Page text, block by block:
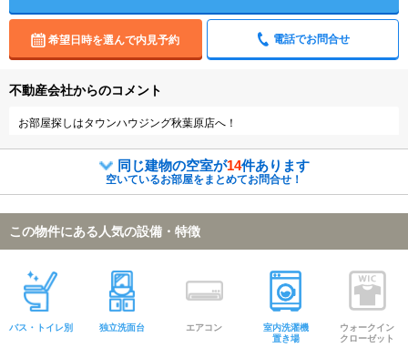
希望日時を選んで内見予約 電話でお問合せ
不動産会社からのコメント
お部屋探しはタウンハウジング秋葉原店へ！
同じ建物の空室が14件あります
空いているお部屋をまとめてお問合せ！
この物件にある人気の設備・特徴
バス・トイレ別 独立洗面台 エアコン
室内洗濯機
置き場
ウォークイン
クローゼット